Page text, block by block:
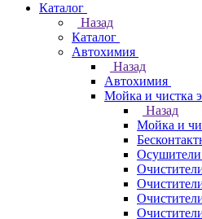
Каталог
Назад
Каталог
Автохимия
Назад
Автохимия
Мойка и чистка
Назад
Мойка и
Осушители